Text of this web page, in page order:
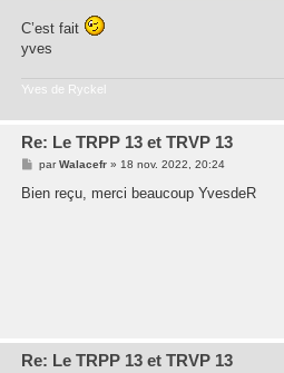
C’est fait
yves
Yves de Ryckel
Re: Le TRPP 13 et TRVP 13
M
s
parWalacefr» 18 nov. 2022, 20:24
Bien reçu, merci beaucoup YvesdeR
Re: Le TRPP 13 et TRVP 13